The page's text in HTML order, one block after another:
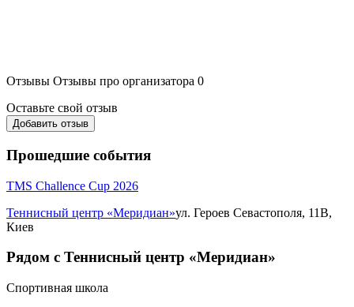
Отзывы Отзывы про организатора 0
Оставьте свой отзыв
Добавить отзыв
Прошедшие события
TMS Challence Cup 2026
Теннисный центр «Меридиан»ул. Героев Севастополя, 11В,
Киев
Рядом с Теннисный центр «Меридиан»
Спортивная школа